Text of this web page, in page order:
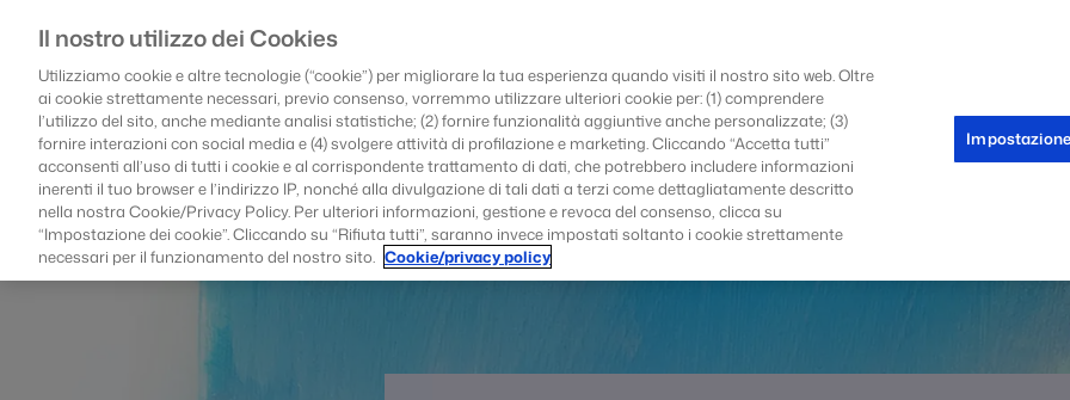
NEWSLETTER
Il nostro utilizzo dei Cookies
Utilizziamo cookie e altre tecnologie (“cookie”) per migliorare la tua esperienza quando visiti il nostro sito web. Oltre
ai cookie strettamente necessari, previo consenso, vorremmo utilizzare ulteriori cookie per: (1) comprendere
l’utilizzo del sito, anche mediante analisi statistiche; (2) fornire funzionalità aggiuntive anche personalizzate; (3)
fornire interazioni con social media e (4) svolgere attività di profilazione e marketing. Cliccando “Accetta tutti”
acconsenti all’uso di tutti i cookie e al corrispondente trattamento di dati, che potrebbero includere informazioni
inerenti il tuo browser e l’indirizzo IP, nonché alla divulgazione di tali dati a terzi come dettagliatamente descritto
nella nostra Cookie/Privacy Policy. Per ulteriori informazioni, gestione e revoca del consenso, clicca su
“Impostazione dei cookie”. Cliccando su “Rifiuta tutti”, saranno invece impostati soltanto i cookie strettamente
necessari per il funzionamento del nostro sito. Cookie/privacy policy